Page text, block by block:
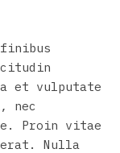
et vulputate
nec
Proin vitae
Nulla